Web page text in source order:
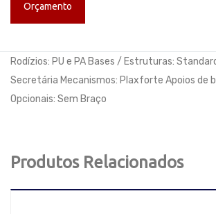
Orçamento
Rodízios: PU e PA Bases / Estruturas:
Secretária Mecanismos: Plaxforte Apoios de
Opcionais: Sem Braço
Produtos Relacionados